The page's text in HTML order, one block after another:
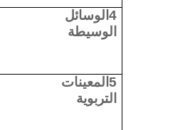
4الوسائل
الوسيطة
5المعينات
التربوية